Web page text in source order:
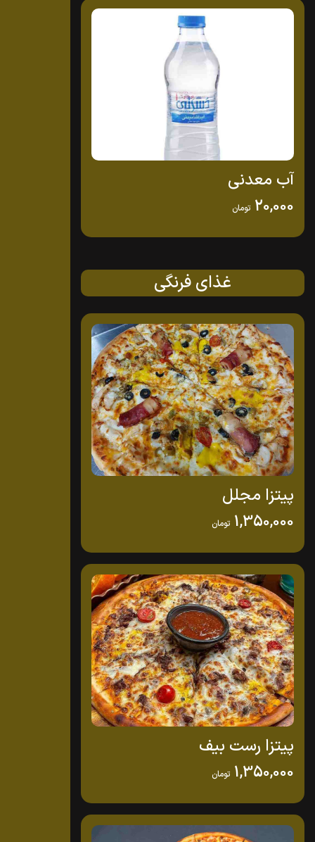
آب معدنی
20,000 تومان
غذای فرنگی
پیتزا مجلل
1,350,000 تومان
پیتزا رست بیف
1,350,000 تومان